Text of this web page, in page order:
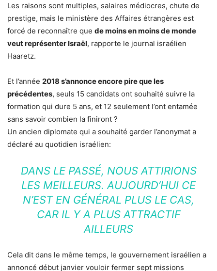
Les raisons sont multiples, salaires médiocres, chute de
prestige, mais le ministère des Affaires étrangères est
forcé de reconnaître que de moins en moins de monde
veut représenter Israël, rapporte le journal israélien
Haaretz.
Et l’année 2018 s’annonce encore pire que les
précédentes, seuls 15 candidats ont souhaité suivre la
formation qui dure 5 ans, et 12 seulement l’ont entamée
sans savoir combien la finiront ?
Un ancien diplomate qui a souhaité garder l’anonymat a
déclaré au quotidien israélien:
DANS LE PASSÉ, NOUS ATTIRIONS
LES MEILLEURS. AUJOURD’HUI CE
N’EST EN GÉNÉRAL PLUS LE CAS,
CAR IL Y A PLUS ATTRACTIF
AILLEURS
Cela dit dans le même temps, le gouvernement israélien a
annoncé début janvier vouloir fermer sept missions